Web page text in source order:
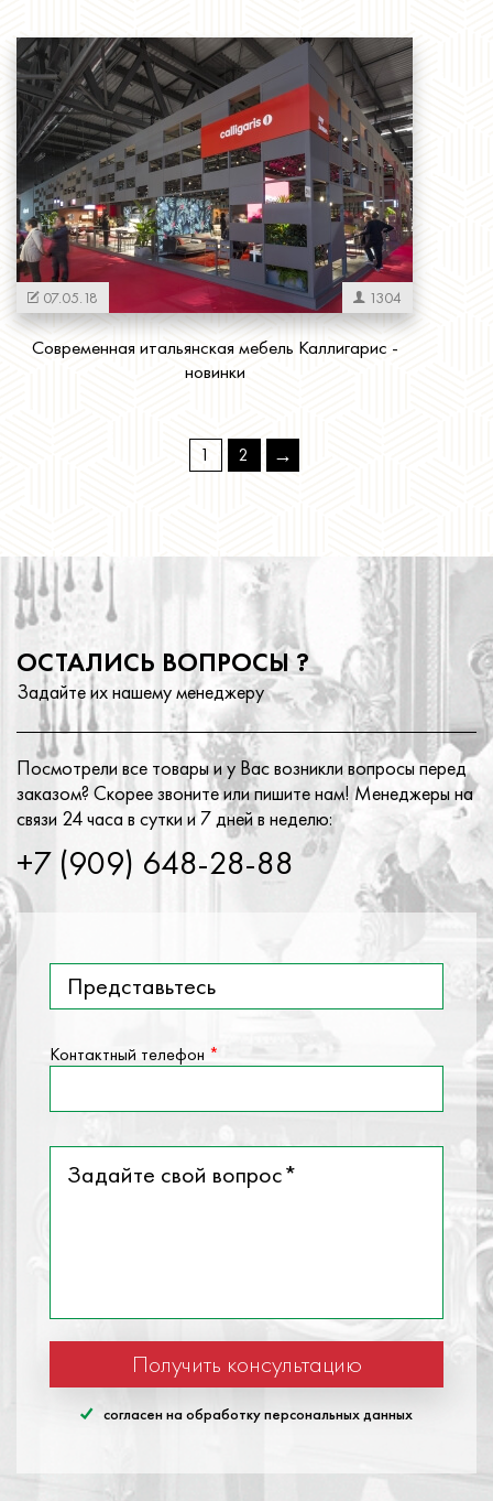
Читать далее
Читать далее
07.05.18 1304
Современная итальянская мебель Каллигарис -
новинки
1
2 →
ОСТАЛИСЬ ВОПРОСЫ ?
Задайте их нашему менеджеру
Посмотрели все товары и у Вас возникли вопросы перед
заказом? Скорее звоните или пишите нам! Менеджеры на
связи 24 часа в сутки и 7 дней в неделю:
+7 (909) 648-28-88
Представьтесь
Контактный телефон *
согласен на обработку персональных данных